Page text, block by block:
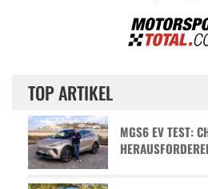
TOP ARTIKEL
MGS6 EV TEST: